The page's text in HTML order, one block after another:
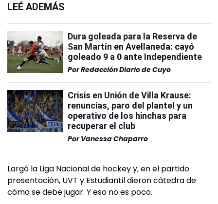
LEÉ ADEMÁS
Dura goleada para la Reserva de
San Martín en Avellaneda: cayó
goleado 9 a 0 ante Independiente
PorRedacción Diario de Cuyo
Crisis en Unión de Villa Krause:
renuncias, paro del plantel y un
operativo de los hinchas para
recuperar el club
Por Vanessa Chaparro
Largó la Liga Nacional de hockey y, en el partido
presentación, UVT y Estudiantil dieron cátedra de
cómo se debe jugar. Y eso no es poco.